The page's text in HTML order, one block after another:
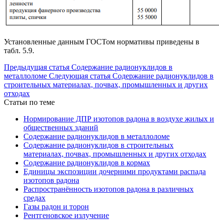
Установленные данным ГОСТом нормативы приведены в
табл. 5.9.
Предыдущая статья Содержание радионуклидов в
металлоломе Следующая статья Содержание радионуклидов в
строительных материалах, почвах, промышленных и других
отходах
Статьи по теме
Нормирование ДПР изотопов радона в воздухе жилых и
общественных зданий
Содержание радионуклидов в металлоломе
Содержание радионуклидов в строительных
материалах, почвах, промышленных и других отходах
Содержание радионуклидов в кормах
Единицы экспозиции дочерними продуктами распада
изотопов радона
Распространённость изотопов радона в различных
средах
Газы радон и торон
Рентгеновское излучение